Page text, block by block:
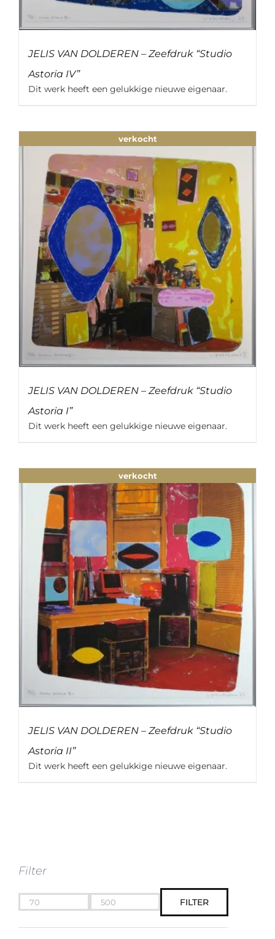
JELIS VAN DOLDEREN – Zeefdruk “Studio
Astoria IV”
Dit werk heeft een gelukkige nieuwe eigenaar.
verkocht
JELIS VAN DOLDEREN – Zeefdruk “Studio
Astoria I”
Dit werk heeft een gelukkige nieuwe eigenaar.
verkocht
JELIS VAN DOLDEREN – Zeefdruk “Studio
Astoria II”
Dit werk heeft een gelukkige nieuwe eigenaar.
Filter
Min.
Max.
FILTER